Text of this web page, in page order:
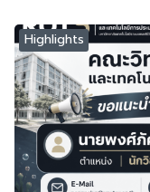
Highlights